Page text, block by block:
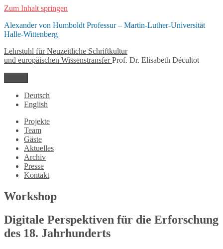
Zum Inhalt springen
Alexander von Humboldt Professur – Martin-Luther-Universität
Halle-Wittenberg
Lehrstuhl für Neuzeitliche Schriftkultur
und europäischen WissenstransferProf. Dr. Elisabeth Décultot
Deutsch
English
Projekte
Team
Gäste
Aktuelles
Archiv
Presse
Kontakt
Workshop
Digitale Perspektiven für die Erforschung
des 18. Jahrhunderts